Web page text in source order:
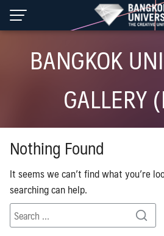
Skip
BANGKOK
GALLERY
Nothing Found
It seems we can’t find what you’re
searching can help.
Search
for:
Search